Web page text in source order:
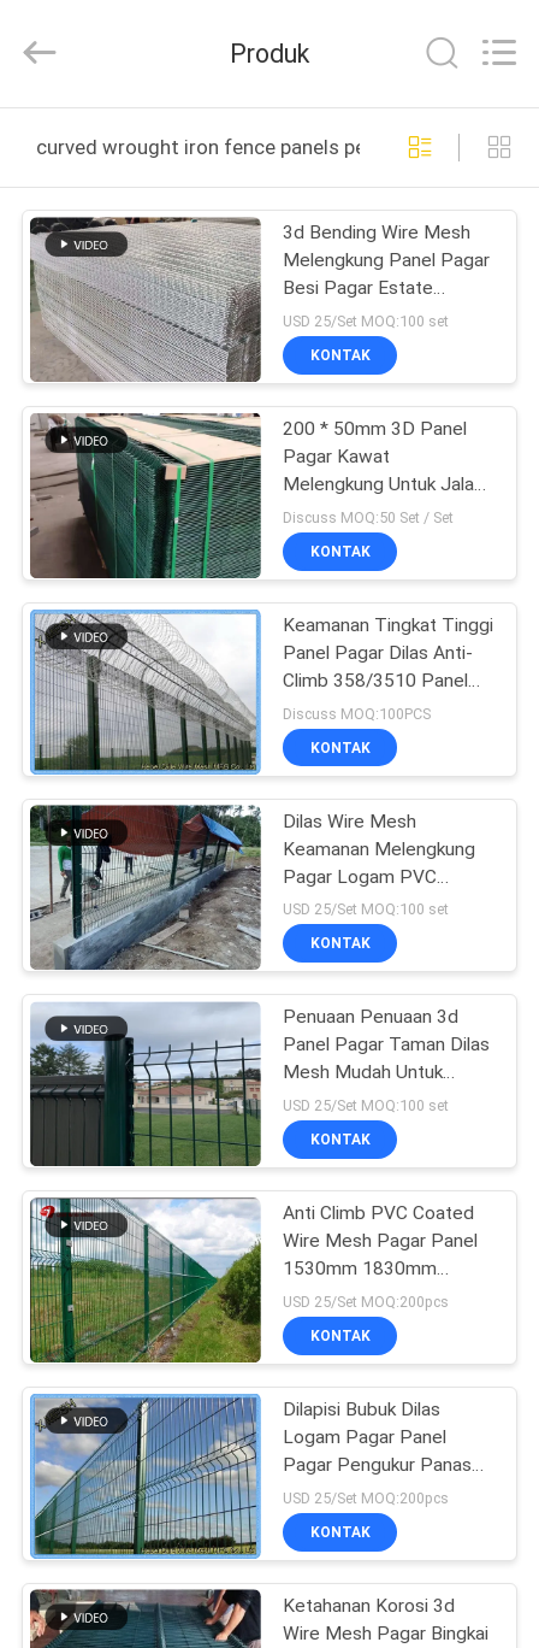
PRODUK
TENTANG
KAMI
TUR
PABRIK
KONTROL
KUALITAS
HUBUNGI
KAMI
PERMINTAAN
PENAWARAN
SITEMAP
PRIVACY
POLICY
MFG
Rights
Produk
curved wrought iron fence panels pembuatan online
3d Bending Wire Mesh
Melengkung Panel Pagar
Besi Pagar Estate
Dekorasi Taman
USD 25/Set MOQ:100 set
KONTAK
200 * 50mm 3D Panel
Pagar Kawat
Melengkung Untuk Jalan
Dan Transit, Umur
Panjang
Discuss MOQ:50 Set / Set
KONTAK
Keamanan Tingkat Tinggi
Panel Pagar Dilas Anti-
Climb 358/3510 Panel
Pagar
Discuss MOQ:100PCS
KONTAK
Dilas Wire Mesh
Keamanan Melengkung
Pagar Logam PVC
Powder Dilapisi Panel
Pagar 3D
USD 25/Set MOQ:100 set
KONTAK
Penuaan Penuaan 3d
Panel Pagar Taman Dilas
Mesh Mudah Untuk
Menginstal
USD 25/Set MOQ:100 set
KONTAK
Anti Climb PVC Coated
Wire Mesh Pagar Panel
1530mm 1830mm
2030mm Untuk Multi
Warna
USD 25/Set MOQ:200pcs
KONTAK
Dilapisi Bubuk Dilas
Logam Pagar Panel
Pagar Pengukur Panas
Diperlakukan
USD 25/Set MOQ:200pcs
KONTAK
Ketahanan Korosi 3d
Wire Mesh Pagar Bingkai